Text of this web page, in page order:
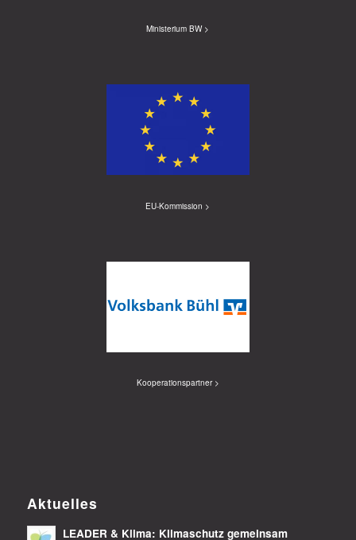
Ministerium BW >
EU-Kommission >
Kooperationspartner >
Aktuelles
LEADER & Klima: Klimaschutz gemeinsam